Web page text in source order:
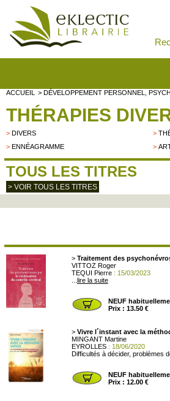
ACCUEIL > DÉVELOPPEMENT PERSONNEL,
THÉRAPIES
> DIVERS >
> ENNÉAGRAMME >
TOUS LES TITRES
> VOIR TOUS LES TITRES
> Traitement des
VITTOZ Roger
TEQUI Pierre: 15/03/2023
lire la suite
NEUF
Prix : 13.50 €
> Vivre l´instant avec la
MINGANT Martine
EYROLLES: 18/06/2020
Difficultés à décider, problèmes
NEUF
Prix : 12.00 €